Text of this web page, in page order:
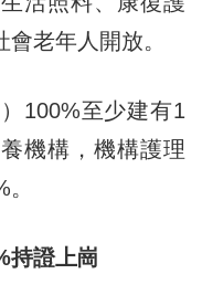
老年人開放。
100%至少建有1
機構，機構護理
證上崗